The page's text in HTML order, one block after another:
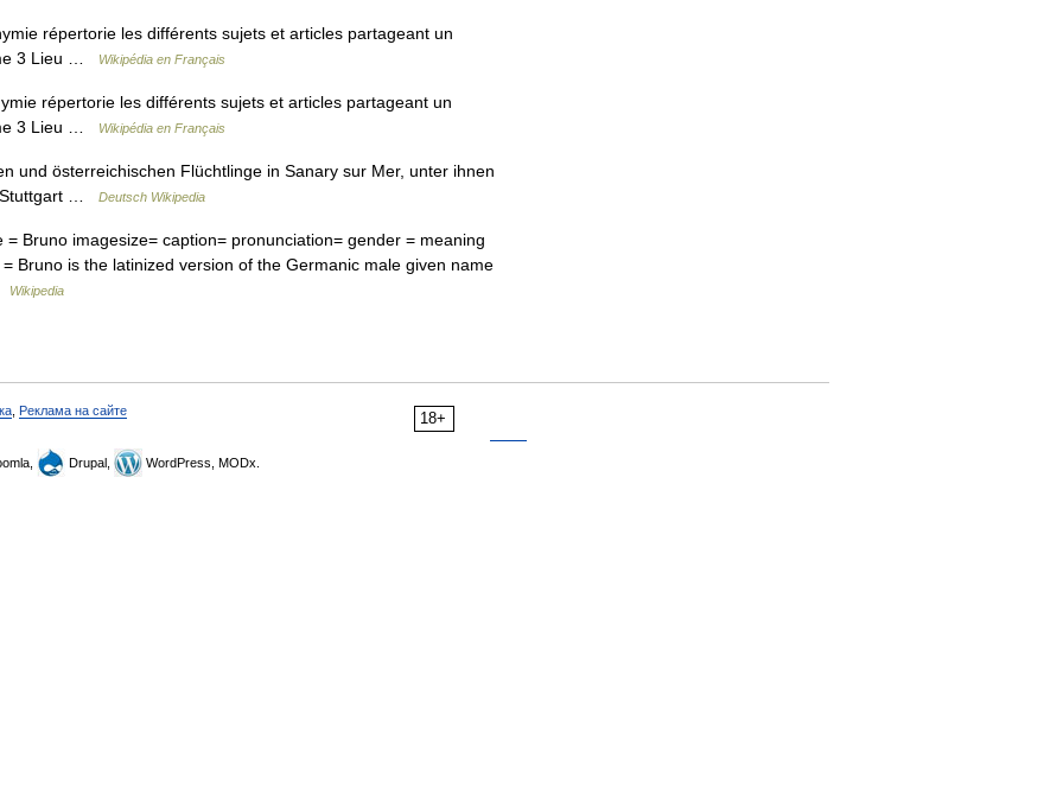
répertorie les différents sujets et articles partageant un
3 Lieu …
Wikipédia en Français
répertorie les différents sujets et articles partageant un
3 Lieu …
Wikipédia en Français
und österreichischen Flüchtlinge in Sanary sur Mer, unter ihnen
Stuttgart …
Deutsch Wikipedia
Bruno imagesize= caption= pronunciation= gender = meaning
Bruno is the latinized version of the Germanic male given name
Wikipedia
18+
Реклама на сайте
Drupal, WordPress, MODx.